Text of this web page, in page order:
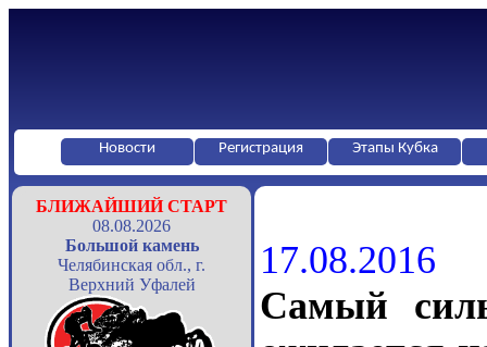
Новости Регистрация Этапы Кубка
БЛИЖАЙШИЙ СТАРТ
08.08.2026
Большой камень
Челябинская обл., г.
Верхний Уфалей
17.08.2016
Самый